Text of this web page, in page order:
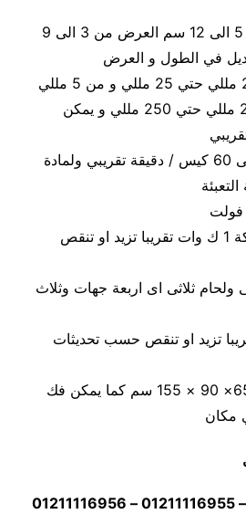
حجم الكيس الطول من 5 الى 12 سم العرض من 3 الى 9
في الطول و العرض
كمية المواد المعبئةمن 2 مللي حتي 25 مللي و من 5 مللي
حتي 100 مللي و من 25 مللي حتي 250 مللي و يمكن
سرعة التعبئة من 30 الى 60 كيس / دقيقة تقريبي ولمادة
طاقة الكهراباء المستهلكة 1 ك وات تقريبا تزيد او تنقص
ثلاثى اى اربعة جهات وثلاث
تقريبا تزيد او تنقص حسب تحديثات
أبعاد الماكينة الخارجي 65× 90 × 155 سم كما يمكن فك
مكان
موبايل 01211116954 – 01211116955 – 01211116956